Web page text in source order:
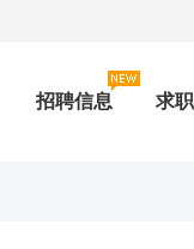
招聘信息 求